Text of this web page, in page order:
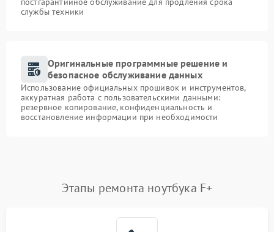
службы техники
Оригинальные программные решение и
безопасное обслуживание данных
Использование официальных прошивок и инструментов,
аккуратная работа с пользовательскими данными:
резервное копирование, конфиденциальность и
восстановление информации при необходимости
Этапы ремонта ноутбука F+